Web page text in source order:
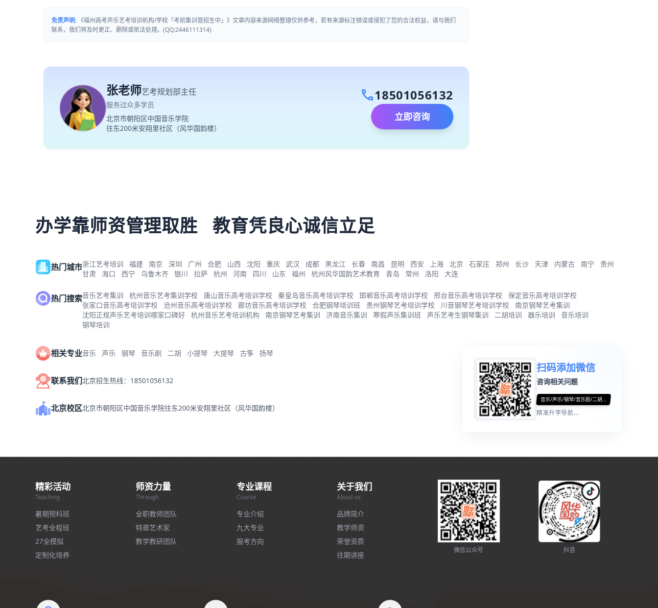
免责声明: 《福州高考声乐艺考培训机构/学校「考前集训营招生中」》文章内容来源网络整理仅供参考，若有来源标注错误或侵犯了您的合法权益，请与我们
联系，我们将及时更正、删除或依法处理。(QQ:2446111314)
张老师艺考规划部主任
服务过众多学员
北京市朝阳区中国音乐学院
往东200米安翔里社区（风华国韵楼）
call18501056132
立即咨询
办学靠师资管理取胜 教育凭良心诚信立足
热门城市浙江艺考培训 福建 南京 深圳 广州 合肥 山西 沈阳 重庆 武汉 成都 黑龙江 长春 南昌 昆明 西安 上海 北京 石家庄 郑州 长沙 天津 内蒙古 南宁
贵州
甘肃
海口 西宁 乌鲁木齐 银川 拉萨 杭州 河南 四川 山东 福州 杭州风华国韵艺术教育 青岛 常州 洛阳 大连
热门搜索音乐艺考集训 杭州音乐艺考集训学校 唐山音乐高考培训学校 秦皇岛音乐高考培训学校 邯郸音乐高考培训学校 邢台音乐高考培训学校
保定音乐高考培训学校
张家口音乐高考培训学校
沧州音乐高考培训学校 廊坊音乐高考培训学校 合肥钢琴培训班 贵州钢琴艺考培训学校 川音钢琴艺考培训学校
南京钢琴艺考集训
沈阳正规声乐艺考培训哪家口碑好
杭州音乐艺考培训机构 南京钢琴艺考集训 济南音乐集训 寒假声乐集训班 声乐艺考生钢琴集训 二胡培训 器乐培训
音乐培训
钢琴培训
相关专业音乐 声乐 钢琴 音乐剧 二胡 小提琴 大提琴 古筝 扬琴
联系我们北京招生热线：18501056132
北京校区北京市朝阳区中国音乐学院往东200米安翔里社区（风华国韵楼）
扫码添加微信
咨询相关问题
音乐/声乐/钢琴/音乐剧/二胡...
精准升学导航...
精彩活动
Teaching
暑期预科班
艺考全程班
27全模拟
定制化培养
师资力量
Through
全职教师团队
特邀艺术家
教学教研团队
专业课程
Course
专业介绍
九大专业
报考方向
关于我们
About us
品牌简介
教学师资
荣誉资质
往期讲座
微信公众号 抖音